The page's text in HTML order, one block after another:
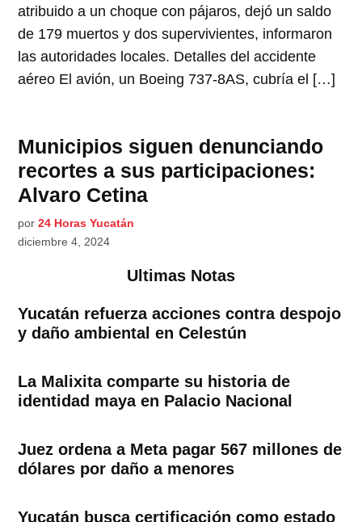
atribuido a un choque con pájaros, dejó un saldo
de 179 muertos y dos supervivientes, informaron
las autoridades locales. Detalles del accidente
aéreo El avión, un Boeing 737-8AS, cubría el […]
Municipios siguen denunciando
recortes a sus participaciones:
Alvaro Cetina
por 24 Horas Yucatán
diciembre 4, 2024
Ultimas Notas
Yucatán refuerza acciones contra despojo
y daño ambiental en Celestún
La Malixita comparte su historia de
identidad maya en Palacio Nacional
Juez ordena a Meta pagar 567 millones de
dólares por daño a menores
Yucatán busca certificación como estado